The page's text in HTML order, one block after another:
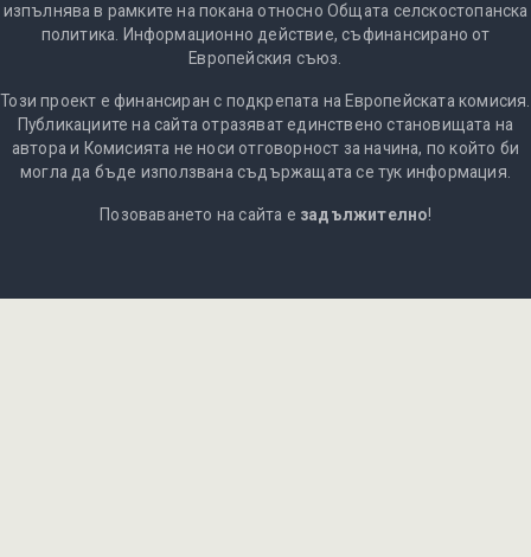
изпълнява в рамките на покана относно Общата селскостопанска
политика. Информационно действие, съфинансирано от
Европейския съюз.
Този проект е финансиран с подкрепата на Европейската комисия.
Публикациите на сайта отразяват единствено становищата на
автора и Комисията не носи отговорност за начина, по който би
могла да бъде използвана съдържащата се тук информация.
Позоваването на сайта е задължително!